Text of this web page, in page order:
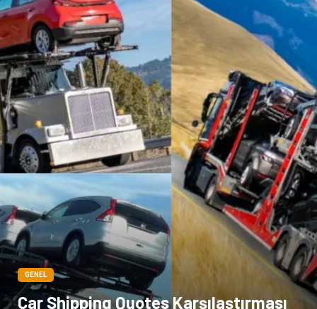
GENEL
Car Shipping Quotes Karşılaştırması